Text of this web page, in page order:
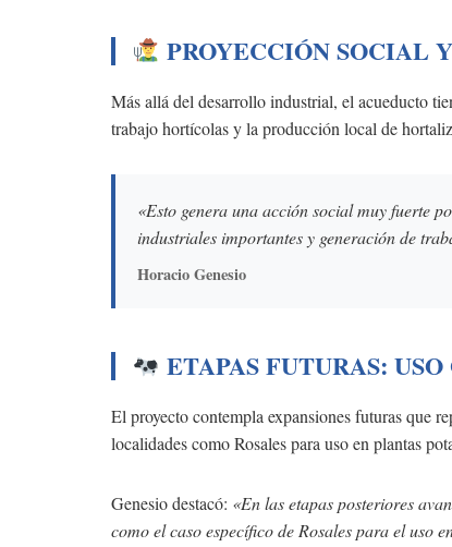
PROYECCIÓN SOCIAL
Más allá del desarrollo industrial, el acueducto
trabajo hortícolas y la producción local de
«Esto genera una acción social muy fuerte
industriales importantes y generación de
Horacio Genesio
ETAPAS FUTURAS:
El proyecto contempla expansiones futuras que
localidades como Rosales para uso en plantas
Genesio destacó: «En las etapas posteriores
como el caso específico de Rosales para el uso